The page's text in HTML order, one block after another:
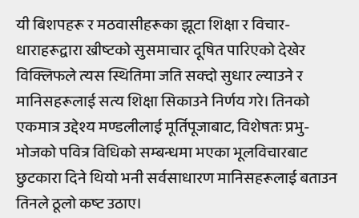
यी बिशपहरू र मठवासीहरूका झूटा शिक्षा र विचार-
धाराहरूद्वारा ख्रीष्टको सुसमाचार दूषित पारिएको देखेर
विक्लिफले त्यस स्थितिमा जति सक्दो सुधार ल्याउने र
मानिसहरूलाई सत्य शिक्षा सिकाउने निर्णय गरे। तिनको
एकमात्र उद्देश्य मण्डलीलाई मूर्तिपूजाबाट, विशेषतः प्रभु-
भोजको पवित्र विधिको सम्बन्धमा भएका भूलविचारबाट
छुटकारा दिने थियो भनी सर्वसाधारण मानिसहरूलाई बताउन
तिनले ठूलो कष्ट उठाए।